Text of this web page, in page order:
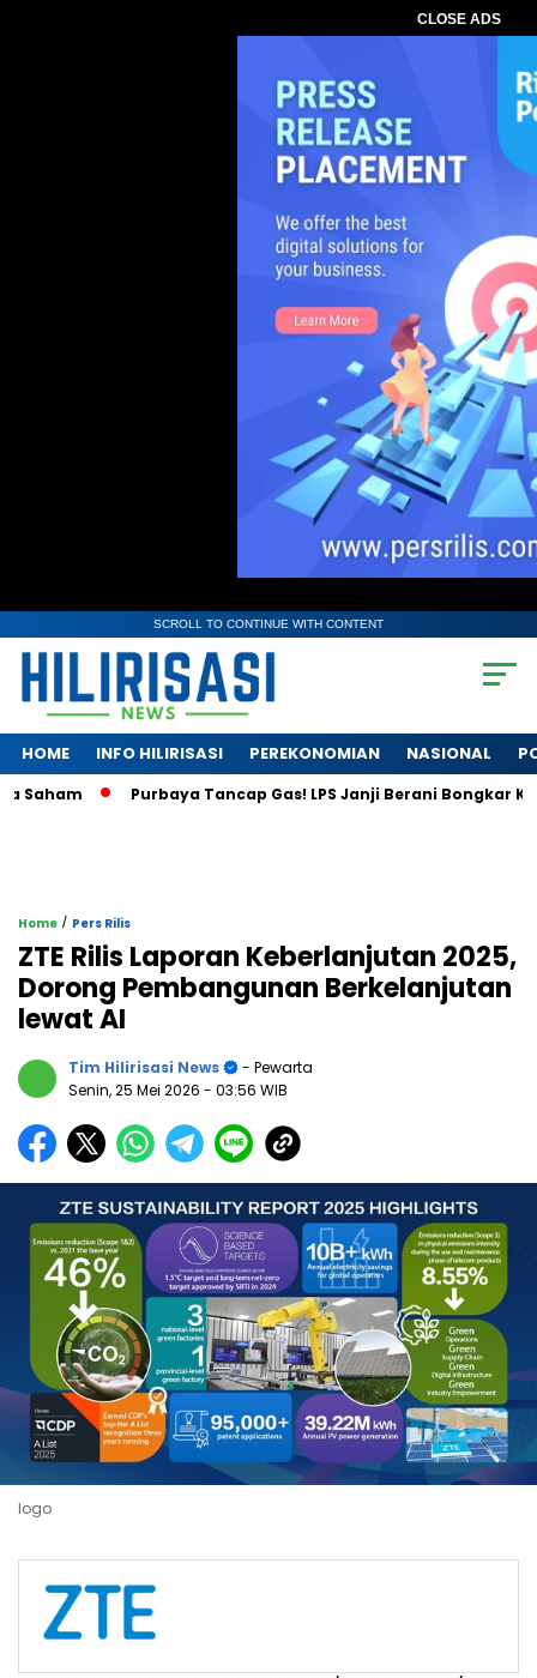
CLOSE ADS
SCROLL TO CONTINUE WITH CONTENT
HOME INFO HILIRISASI PEREKONOMIAN NASIONAL
Purbaya Tancap Gas! LPS Janji Berani Bongkar Krisis
Home / Pers Rilis
ZTE Rilis Laporan Keberlanjutan 2025,
Dorong Pembangunan Berkelanjutan
lewat AI
Tim Hilirisasi News
- Pewarta
Senin, 25 Mei 2026 - 03:56 WIB
logo